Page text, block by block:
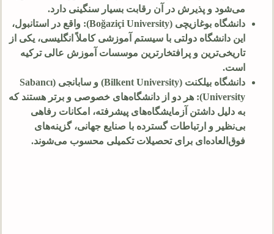
می‌شود و پذیرش در آن رقابت بسیار سنگینی دارد.
دانشگاه بوغازیچی (Boğaziçi University): واقع در استانبول،
این دانشگاه دولتی با سیستم آموزشی کاملاً انگلیسی، یکی از
تاریخی‌ترین و پرافتخارترین موسسات آموزش عالی ترکیه
است.
دانشگاه بیلکنت (Bilkent University) و سابانجی (Sabancı
University): هر دو از دانشگاه‌های خصوصی و برتر هستند که
به دلیل داشتن آزمایشگاه‌های پیشرفته، امکانات رفاهی
بی‌نظیر و ارتباطات گسترده با صنایع جهانی، گزینه‌های
فوق‌العاده‌ای برای تحصیلات تکمیلی محسوب می‌شوند.